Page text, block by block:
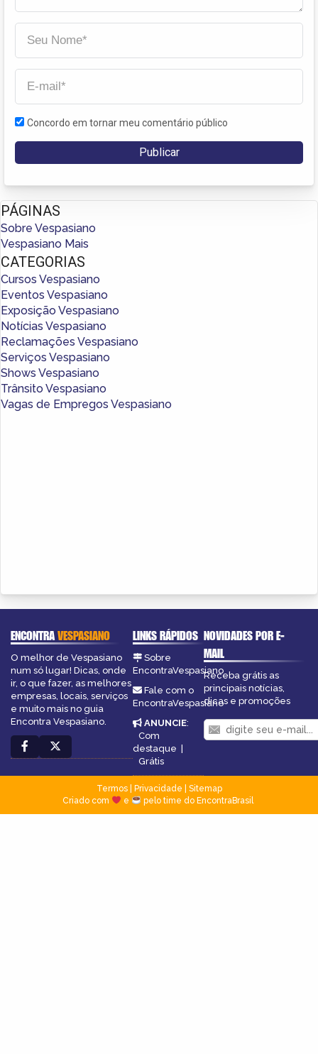
Concordo em tornar meu comentário público
PÁGINAS
Sobre Vespasiano
Vespasiano Mais
CATEGORIAS
Cursos Vespasiano
Eventos Vespasiano
Exposição Vespasiano
Notícias Vespasiano
Reclamações Vespasiano
Serviços Vespasiano
Shows Vespasiano
Trânsito Vespasiano
Vagas de Empregos Vespasiano
ENCONTRAVESPASIANO
O melhor de Vespasiano
num só lugar! Dicas, onde
ir, o que fazer, as melhores
empresas, locais, serviços
e muito mais no guia
Encontra Vespasiano.
LINKS RÁPIDOS
Sobre
EncontraVespasiano
Fale com o
EncontraVespasiano
ANUNCIE:
Com
destaque
Grátis
NOVIDADES POR E-
MAIL
Receba grátis as
principais notícias,
dicas e promoções
Termos| Privacidade
Sitemap
Criado com
e pelo time do EncontraBrasil